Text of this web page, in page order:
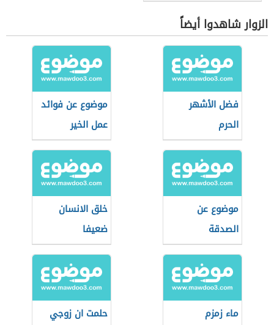
الزوار شاهدوا أيضاً
فضل الأشهر
الحرم
موضوع عن فوائد
عمل الخير
والمعروف
موضوع عن
الصدقة
خلق الانسان
ضعيفا
ماء زمزم
حلمت ان زوجي